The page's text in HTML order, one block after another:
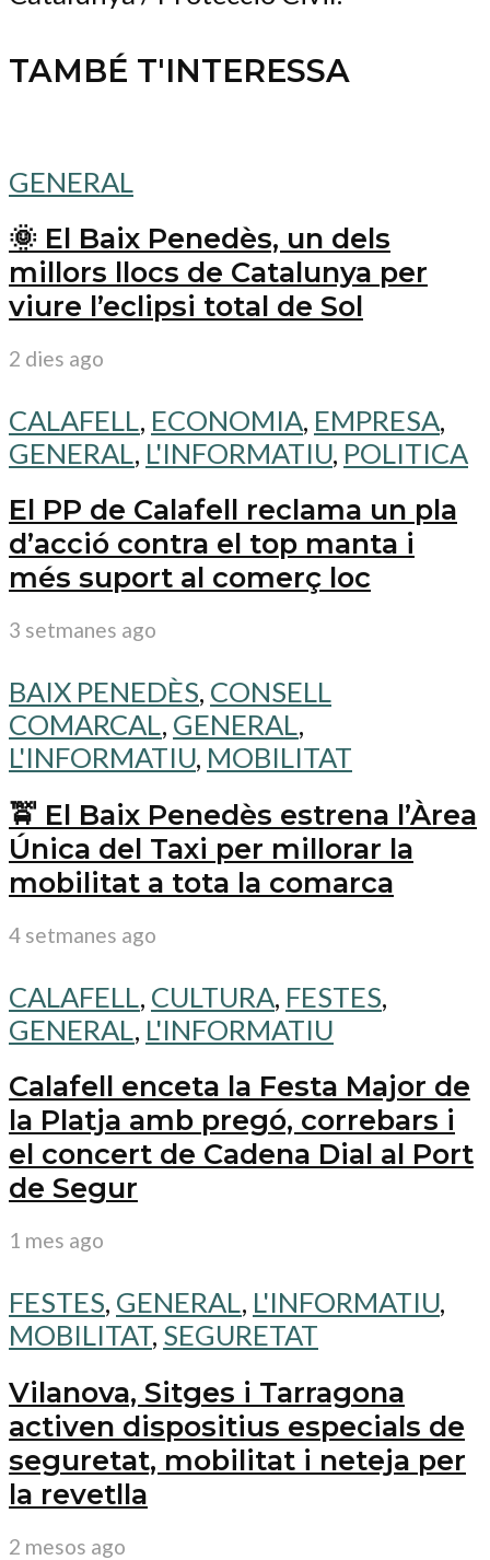
TAMBÉ T'INTERESSA
GENERAL
🌞 El Baix Penedès, un dels
millors llocs de Catalunya per
viure l’eclipsi total de Sol
2 dies ago
CALAFELL , ECONOMIA, EMPRESA,
GENERAL , L'INFORMATIU, POLITICA
El PP de Calafell reclama un pla
d’acció contra el top manta i
més suport al comerç loc
3 setmanes ago
BAIX PENEDÈS, CONSELL
COMARCAL, GENERAL,
L'INFORMATIU, MOBILITAT
🚖 El Baix Penedès estrena l’Àrea
Única del Taxi per millorar la
mobilitat a tota la comarca
4 setmanes ago
CALAFELL , CULTURA, FESTES,
GENERAL , L'INFORMATIU
Calafell enceta la Festa Major de
la Platja amb pregó, correbars i
el concert de Cadena Dial al Port
de Segur
1 mes ago
FESTES, GENERAL, L'INFORMATIU,
MOBILITAT, SEGURETAT
Vilanova, Sitges i Tarragona
activen dispositius especials de
seguretat, mobilitat i neteja per
la revetlla
2 mesos ago